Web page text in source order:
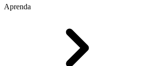
Aprenda